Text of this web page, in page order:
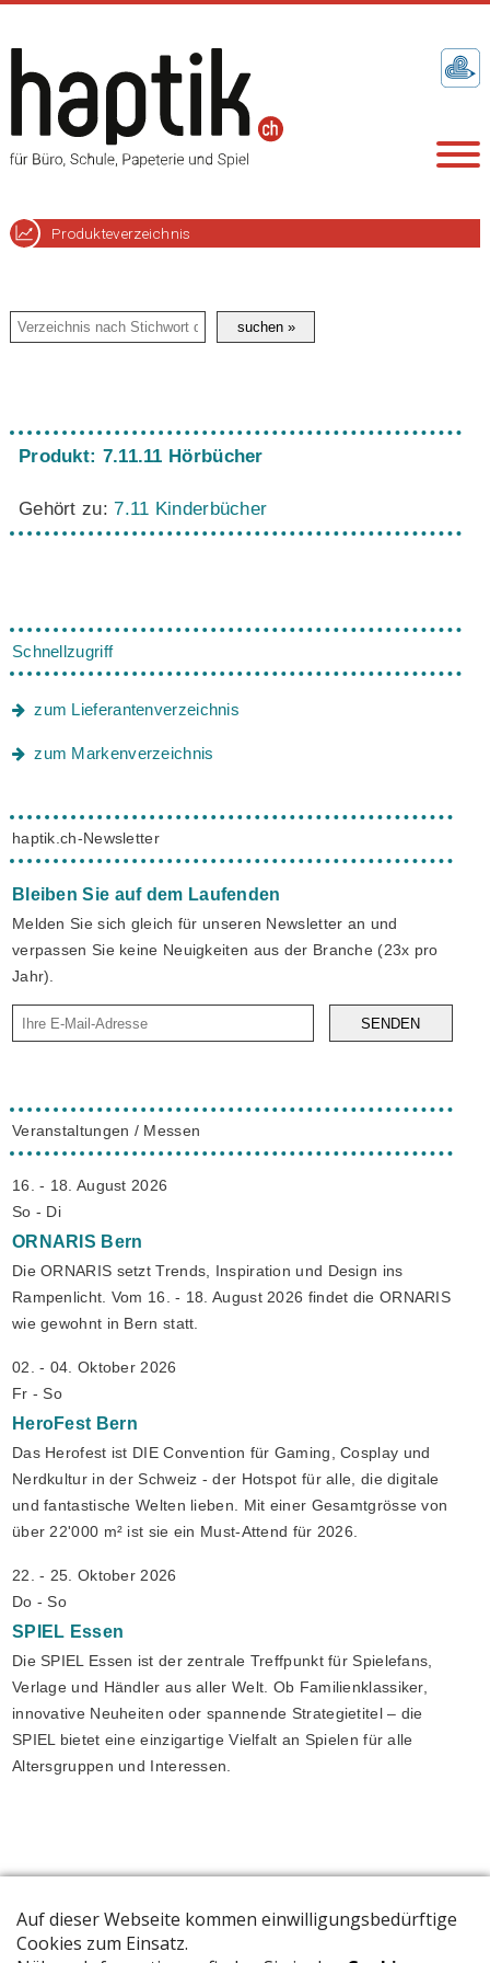
Produkteverzeichnis
Produkt: 7.11.11 Hörbücher
Gehört zu:7.11 Kinderbücher
Schnellzugriff
zum Lieferantenverzeichnis
zum Markenverzeichnis
haptik.ch-Newsletter
Bleiben Sie auf dem Laufenden
Melden Sie sich gleich für unseren Newsletter an und
verpassen Sie keine Neuigkeiten aus der Branche (23x pro
Jahr).
SENDEN
Veranstaltungen / Messen
16. - 18. August 2026
So - Di
ORNARIS Bern
Die ORNARIS setzt Trends, Inspiration und Design ins
Rampenlicht. Vom 16. - 18. August 2026 findet die ORNARIS
wie gewohnt in Bern statt.
02. - 04. Oktober 2026
Fr - So
HeroFest Bern
Das Herofest ist DIE Convention für Gaming, Cosplay und
Nerdkultur in der Schweiz - der Hotspot für alle, die digitale
und fantastische Welten lieben. Mit einer Gesamtgrösse von
über 22'000 m² ist sie ein Must-Attend für 2026.
22. - 25. Oktober 2026
Do - So
SPIEL Essen
Die SPIEL Essen ist der zentrale Treffpunkt für Spielefans,
Verlage und Händler aus aller Welt. Ob Familienklassiker,
innovative Neuheiten oder spannende Strategietitel – die
SPIEL bietet eine einzigartige Vielfalt an Spielen für alle
Altersgruppen und Interessen.